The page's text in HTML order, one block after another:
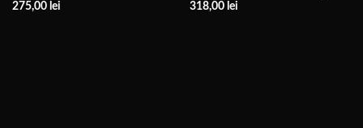
275,00 lei
318,00 lei